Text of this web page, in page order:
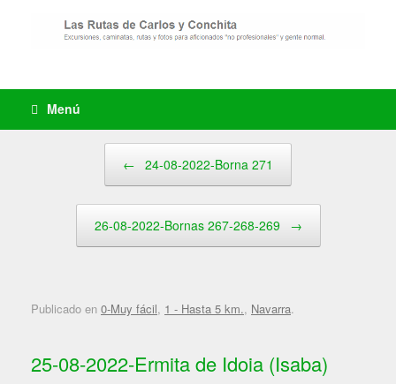
Menú
← 24-08-2022-Borna 271
26-08-2022-Bornas 267-268-269 →
Publicado en 0-Muy fácil, 1 - Hasta 5 km., Navarra.
25-08-2022-Ermita de Idoia (Isaba)